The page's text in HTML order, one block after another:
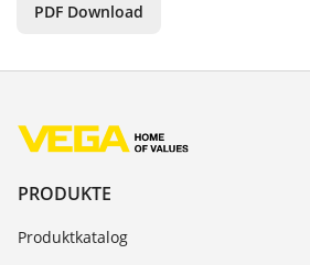
PDF Download
PRODUKTE
Produktkatalog